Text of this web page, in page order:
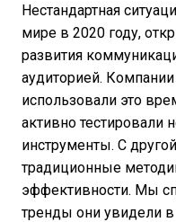
Нестандартная
мире в 2020 году,
развития
аудиторией.
использовали это
активно
инструменты. С
традиционные
эффективности. Мы
тренды они увидели в